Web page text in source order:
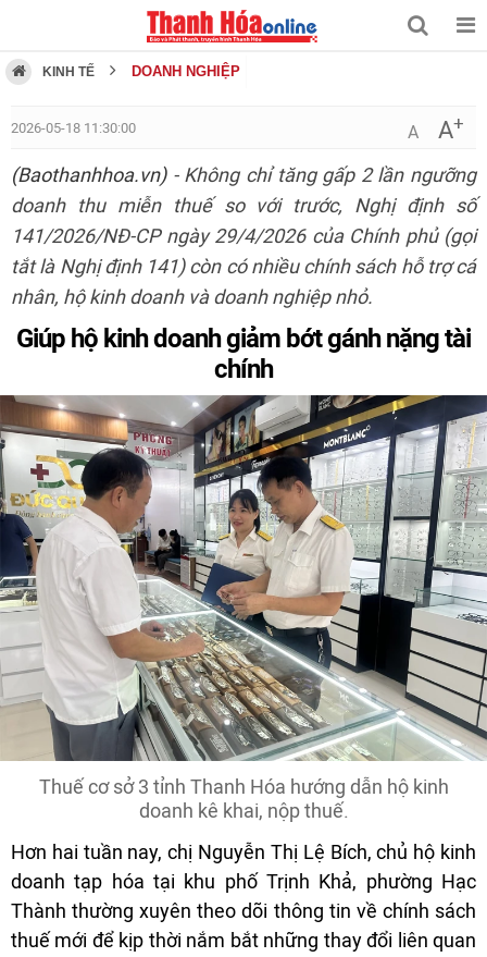
KINH TẾ DOANH NGHIỆP
2026-05-18 11:30:00 A A+
(Baothanhhoa.vn)- Không chỉ tăng gấp 2 lần ngưỡng
doanh thu miễn thuế so với trước, Nghị định số
141/2026/NĐ-CP ngày 29/4/2026 của Chính phủ (gọi
tắt là Nghị định 141) còn có nhiều chính sách hỗ trợ cá
nhân, hộ kinh doanh và doanh nghiệp nhỏ.
Giúp hộ kinh doanh giảm bớt gánh nặng tài
chính
Thuế cơ sở 3 tỉnh Thanh Hóa hướng dẫn hộ kinh
doanh kê khai, nộp thuế.
Hơn hai tuần nay, chị Nguyễn Thị Lệ Bích, chủ hộ kinh
doanh tạp hóa tại khu phố Trịnh Khả, phường Hạc
Thành thường xuyên theo dõi thông tin về chính sách
thuế mới để kịp thời nắm bắt những thay đổi liên quan